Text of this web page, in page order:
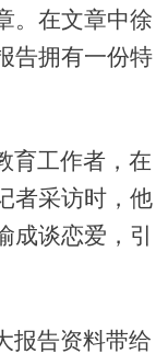
。在文章中徐
告拥有一份特
育工作者，在
者采访时，他
成谈恋爱，引
报告资料带给